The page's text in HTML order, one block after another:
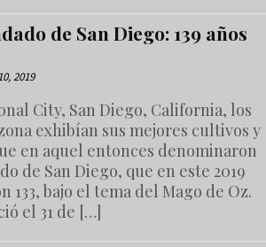
de San Diego: 139 años
2019
City, San Diego, California, los
exhibían sus mejores cultivos y
en aquel entonces denominaron
de San Diego, que en este 2019
133, bajo el tema del Mago de Oz.
el 31 de […]